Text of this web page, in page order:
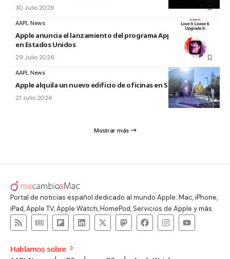
30 Julio 2026
AAPL News
Apple anuncia el lanzamiento del programa Apple Upgrade
en Estados Unidos
29 Julio 2026
AAPL News
Apple alquila un nuevo edificio de oficinas en Sunnyvale
21 Julio 2026
Mostrar más
Portal de noticias español dedicado al mundo Apple: Mac, iPhone,
iPad, Apple TV, Apple Watch, HomePod, Servicios de Apple y más.
Hablamos sobre